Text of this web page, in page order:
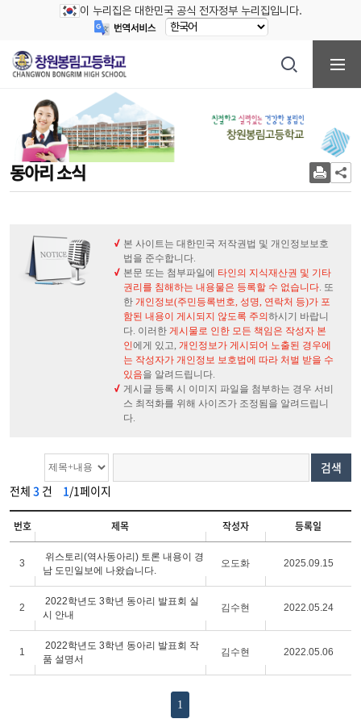
이 누리집은 대한민국 공식 전자정부 누리집입니다.
동아리 소식
본 사이트는 대한민국 저작권법 및 개인정보보호
법을 준수합니다.
본문 또는 첨부파일에 타인의 지식재산권 및 기타
권리를 침해하는 내용물은 등록할 수 없습니다. 또
한 개인정보(주민등록번호, 성명, 연락처 등)가 포
함된 내용이 게시되지 않도록 주의 하시기 바랍니
다. 이러한 게시물로 인한 모든 책임은 작성자 본
인에게 있고, 개인정보가 게시되어 노출된 경우에
는 작성자가 개인정보 보호법에 따라 처벌 받을 수
있음을 알려드립니다.
게시글 등록 시 이미지 파일을 첨부하는 경우 서비
스 최적화를 위해 사이즈가 조정됨을 알려드립니
다.
전체 3 건 1/1페이지
검색
번호 제목 작성자 등록일
3
위스토리(역사동아리) 토론 내용이 경
남 도민일보에 나왔습니다.
오도화 2025.09.15
2
2022학년도 3학년 동아리 발표회 실
시 안내
김수현 2022.05.24
1
2022학년도 3학년 동아리 발표회 작
품 설명서
김수현 2022.05.06
1